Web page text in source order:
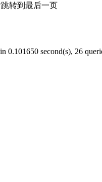
转到最后一页
0.101650 second(s), 26